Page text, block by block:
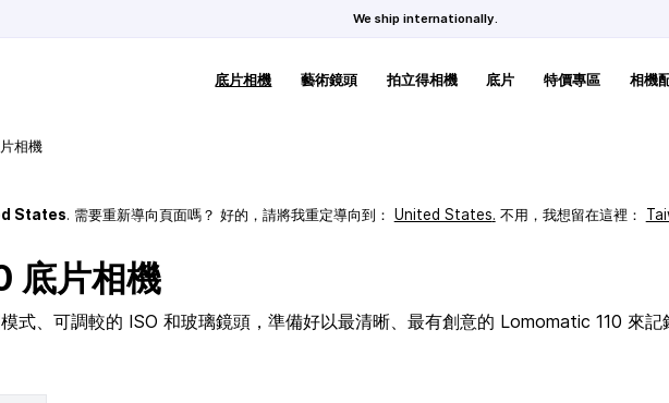
We ship internationally.
底片相機 藝術鏡頭 拍立得相機 底片 特價專區 相機
相機
States. 需要重新導向頁面嗎？ 好的，請將我重定導向到： United States. 不用，我想留在這裡：
底片相機
式、可調較的 ISO 和玻璃鏡頭，準備好以最清晰、最有創意的 Lomomatic 110 來記